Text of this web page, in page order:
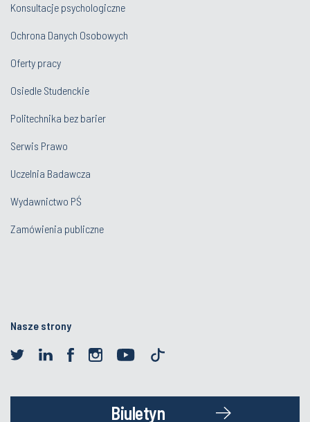
Konsultacje psychologiczne
Ochrona Danych Osobowych
Oferty pracy
Osiedle Studenckie
Politechnika bez barier
Serwis Prawo
Uczelnia Badawcza
Wydawnictwo PŚ
Zamówienia publiczne
Nasze strony
Biuletyn